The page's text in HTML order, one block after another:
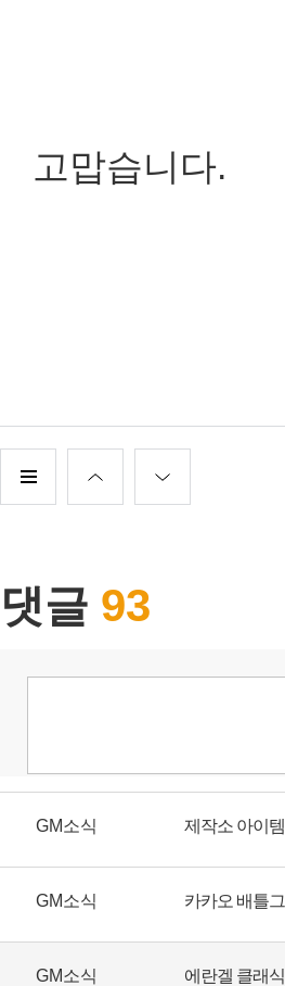
고맙습니다.
GM소식 제작소 아이
GM소식 카카오 배틀
GM소식 에란겔 클래